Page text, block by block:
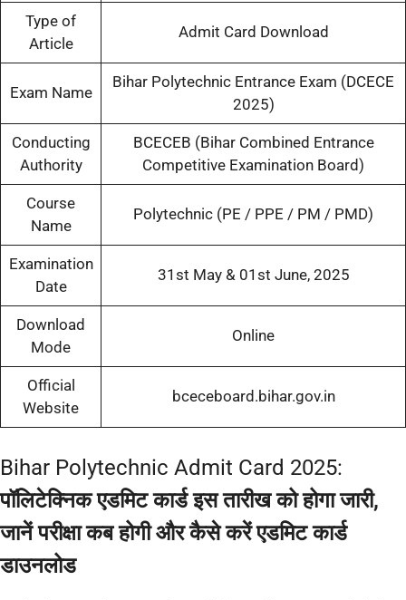
Type of
Article
Admit Card Download
Exam Name
Bihar Polytechnic Entrance Exam (DCECE
2025)
Conducting
Authority
BCECEB (Bihar Combined Entrance
Competitive Examination Board)
Course
Name
Polytechnic (PE / PPE / PM / PMD)
Examination
Date
31st May & 01st June, 2025
Download
Mode
Online
Official
Website
bceceboard.bihar.gov.in
Bihar Polytechnic Admit Card 2025:
पॉलिटेक्निक एडमिट कार्ड इस तारीख को होगा जारी,
जानें परीक्षा कब होगी और कैसे करें एडमिट कार्ड
डाउनलोड